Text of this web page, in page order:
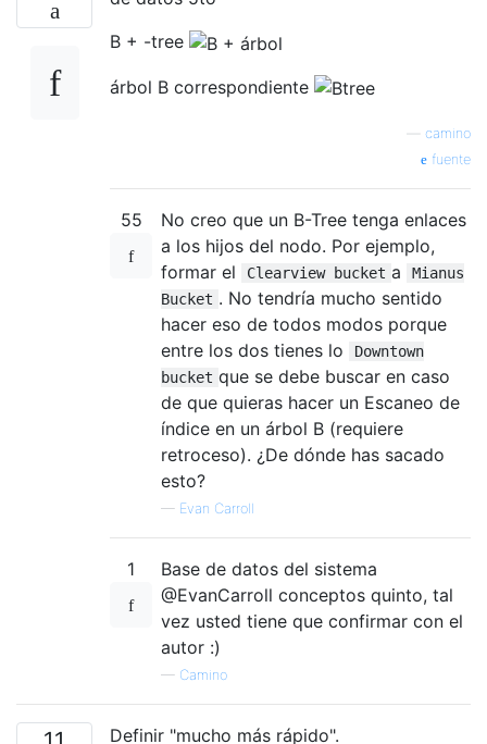
B + -tree
árbol B correspondiente
camino
fuente
55
No creo que un B-Tree tenga enlaces
a los hijos del nodo. Por ejemplo,
formar el
Clearview bucket a
Mianus
Bucket . No tendría mucho sentido
hacer eso de todos modos porque
entre los dos tienes lo
Downtown
bucket que se debe buscar en caso
de que quieras hacer un Escaneo de
índice en un árbol B (requiere
retroceso). ¿De dónde has sacado
esto?
— Evan Carroll
1
Base de datos del sistema
@EvanCarroll conceptos quinto, tal
vez usted tiene que confirmar con el
autor :)
— Camino
Definir "mucho más rápido".